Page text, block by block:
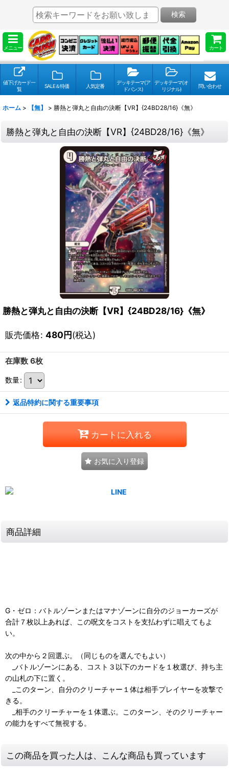
メニュー カート
検索
値下げカード一
覧
SALE＆特価 人気定番
デッキテーマ(ア
ドバンス)
デッキテーマ(オ
リジナル)
問い合わせ
ホーム > 【無】 > 勝熱と弾丸と自由の決断【VR】{24BD28/16}《無》
勝熱と弾丸と自由の決断【VR】{24BD28/16}《無》
勝熱と弾丸と自由の決断【VR】{24BD28/16}《無》
販売価格: 480円(税込)
在庫数 6枚
数量:
返品特約に関する重要事項
カートに入れる
お気に入り登録
商品詳細
G・ゼロ：バトルゾーンまたはマナゾーンに自分のジョーカーズが
合計７枚以上あれば、この呪文をコストを支払わずに唱えてもよ
い。
次の中から２回選ぶ。（同じものを選んでもよい）
_バトルゾーンにある、コスト３以下のカードを１枚選び、持ち主
の山札の下に置く。
_このターン、自分のクリーチャー１体は相手プレイヤーを攻撃で
きる。
_相手のクリーチャーを１体選ぶ。このターン、そのクリーチャー
の能力をすべて無視する。
この商品を買った人は、こんな商品も買っています